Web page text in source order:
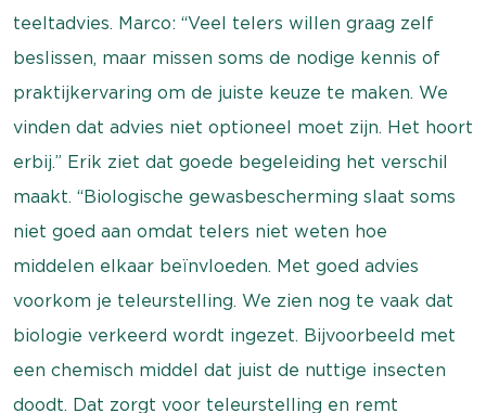
teeltadvies. Marco: “Veel telers willen graag zelf
beslissen, maar missen soms de nodige kennis of
praktijkervaring om de juiste keuze te maken. We
vinden dat advies niet optioneel moet zijn. Het hoort
erbij.” Erik ziet dat goede begeleiding het verschil
maakt. “Biologische gewasbescherming slaat soms
niet goed aan omdat telers niet weten hoe
middelen elkaar beïnvloeden. Met goed advies
voorkom je teleurstelling. We zien nog te vaak dat
biologie verkeerd wordt ingezet. Bijvoorbeeld met
een chemisch middel dat juist de nuttige insecten
doodt. Dat zorgt voor teleurstelling en remt